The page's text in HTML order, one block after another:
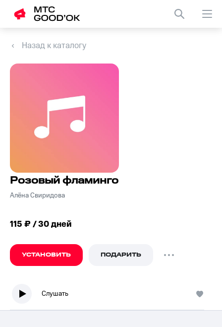
Назад к каталогу
Розовый фламинго
Алёна Свиридова
115 ₽ / 30 дней
УСТАНОВИТЬ ПОДАРИТЬ
Слушать